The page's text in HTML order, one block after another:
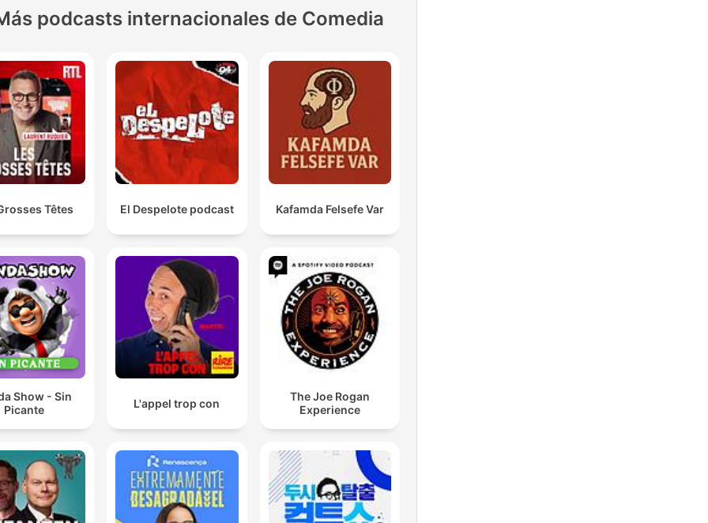
podcasts internacionales de Comedia
Têtes El Despelote podcast Kafamda Felsefe Var
Show - Sin
Picante
L'appel trop con
The Joe Rogan
Experience